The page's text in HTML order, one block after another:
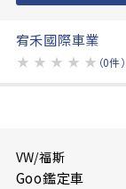
宥禾國際車業
★ ★ ★ ★ ★ （0件）
VW/福斯
Goo鑑定車